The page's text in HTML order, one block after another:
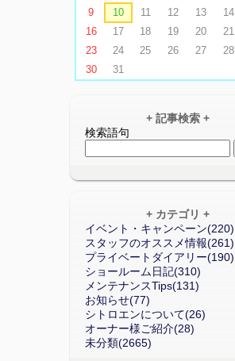
9
10 11 12 13 14
16
17 18 19 20 21
23
24 25 26 27 28
30
31
+ 記事検索 +
検索語句
+ カテゴリ +
イベント・キャンペーン(220)
スタッフのオススメ情報(261)
プライベートダイアリー(190)
ショールーム日記(310)
メンテナンスTips(131)
お知らせ(77)
シトロエンについて(26)
オーナー様ご紹介(28)
未分類(2665)